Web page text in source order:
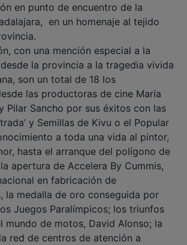
en punto de encuentro de la
en un homenaje al tejido
con una mención especial a la
la provincia a la tragedia vivida
son un total de 18 los
las productoras de cine María
Pilar Sancho por sus éxitos con las
y Semillas de Kivu o el Popular
a toda una vida al pintor,
hasta el arranque del polígono de
apertura de Accelera By Cummis,
en fabricación de
la medalla de oro conseguida por
Juegos Paralímpicos; los triunfos
mundo de motos, David Alonso; la
red de centros de atención a